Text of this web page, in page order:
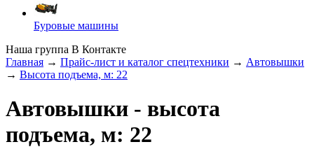
Буровые машины
Наша группа В Контакте
Главная → Прайс-лист и каталог спецтехники → Автовышки
→ Высота подъема, м: 22
Автовышки - высота
подъема, м: 22